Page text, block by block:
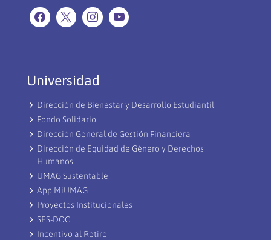
Universidad
Dirección de Bienestar y Desarrollo Estudiantil
Fondo Solidario
Dirección General de Gestión Financiera
Dirección de Equidad de Género y Derechos
Humanos
UMAG Sustentable
App MiUMAG
Proyectos Institucionales
SES-DOC
Incentivo al Retiro